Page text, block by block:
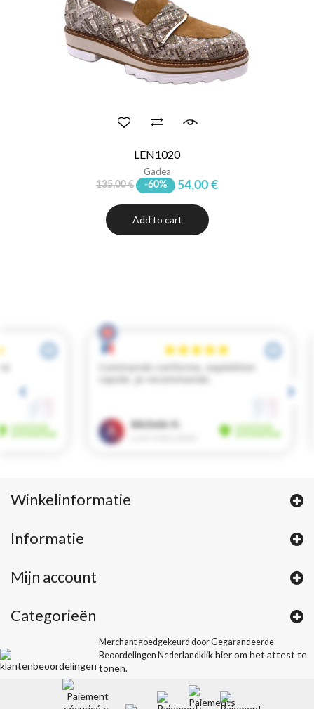
LEN1020
Gadea
135,00 € -60% 54,00 €
Add to cart
Winkelinformatie
Informatie
Mijn account
Categorieën
Merchant goedgekeurd door Gegarandeerde
Beoordelingen Nederlandklik hier om het attest te
tonen.